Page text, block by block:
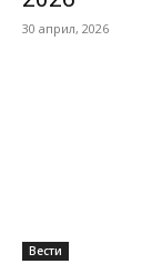
30 април, 2026
Вести